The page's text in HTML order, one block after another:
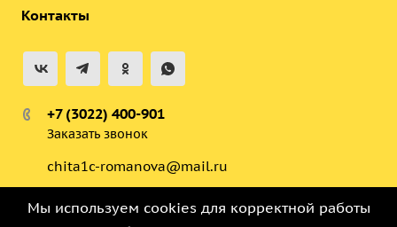
Контакты
+7 (3022) 400-901
Заказать звонок
chita1c-romanova@mail.ru
Корпус 2, этаж 7, офис 703, офис 707
Мы используем cookies для корректной работы